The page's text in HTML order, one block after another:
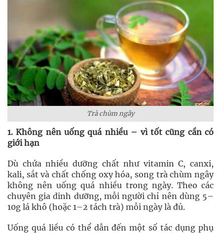
Trà chùm ngây
1. Không nên uống quá nhiều – vì tốt cũng cần có
giới hạn
Dù chứa nhiều dưỡng chất như vitamin C, canxi,
kali, sắt và chất chống oxy hóa, song trà chùm ngây
không nên uống quá nhiều trong ngày. Theo các
chuyên gia dinh dưỡng, mỗi người chỉ nên dùng 5–
10g lá khô (hoặc 1–2 tách trà) mỗi ngày là đủ.
Uống quá liều có thể dẫn đến một số tác dụng phụ